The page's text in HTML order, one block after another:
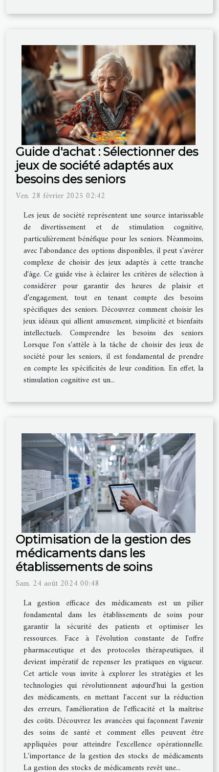
Guide d'achat : Sélectionner des
jeux de société adaptés aux
besoins des seniors
Ven. 28 février 2025 02:42
Les jeux de société représentent une source intarissable
de divertissement et de stimulation cognitive,
particulièrement bénéfique pour les seniors. Néanmoins,
avec l'abondance des options disponibles, il peut s'avérer
complexe de choisir des jeux adaptés à cette tranche
d'âge. Ce guide vise à éclairer les critères de sélection à
considérer pour garantir des heures de plaisir et
d’engagement, tout en tenant compte des besoins
spécifiques des seniors. Découvrez comment choisir les
jeux idéaux qui allient amusement, simplicité et bienfaits
intellectuels. Comprendre les besoins des seniors
Lorsque l'on s'attèle à la tâche de choisir des jeux de
société pour les seniors, il est fondamental de prendre
en compte les spécificités de leur condition. En effet, la
stimulation cognitive est un...
Optimisation de la gestion des
médicaments dans les
établissements de soins
Sam. 24 août 2024 00:48
La gestion efficace des médicaments est un pilier
fondamental dans les établissements de soins pour
garantir la sécurité des patients et optimiser les
ressources. Face à l'évolution constante de l'offre
pharmaceutique et des protocoles thérapeutiques, il
devient impératif de repenser les pratiques en vigueur.
Cet article vous invite à explorer les stratégies et les
technologies qui révolutionnent aujourd'hui la gestion
des médicaments, en mettant l'accent sur la réduction
des erreurs, l'amélioration de l'efficacité et la maîtrise
des coûts. Découvrez les avancées qui façonnent l'avenir
des soins de santé et comment elles peuvent être
appliquées pour atteindre l'excellence opérationnelle.
L'importance de la gestion des stocks de médicaments
La gestion des stocks de médicaments revêt une...